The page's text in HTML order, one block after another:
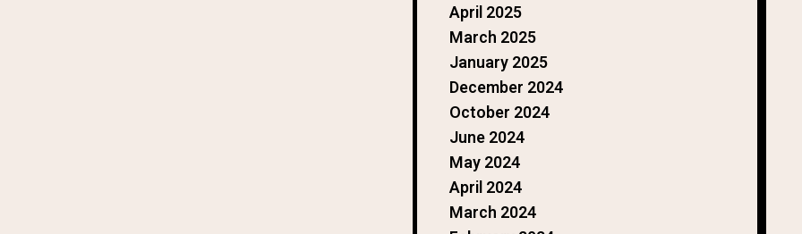
April 2025
March 2025
January 2025
December 2024
October 2024
June 2024
May 2024
April 2024
March 2024